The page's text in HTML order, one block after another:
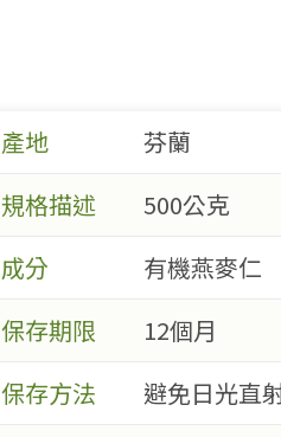
產地
芬蘭
規格描述
500公克
成分
有機燕麥仁
保存期限
12個月
保存方法
避免日光直